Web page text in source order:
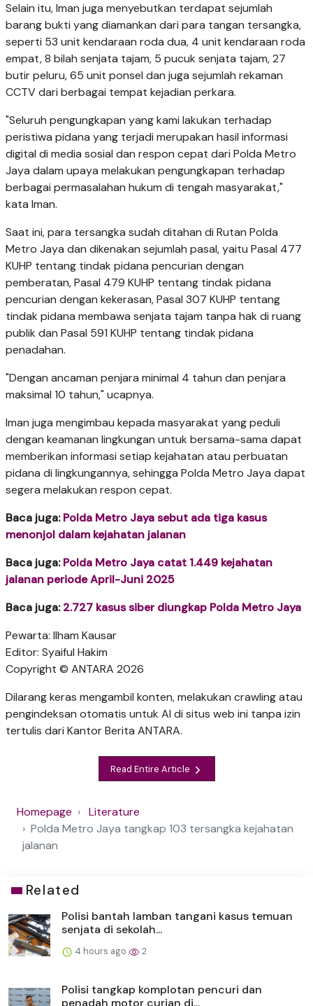
Selain itu, Iman juga menyebutkan terdapat sejumlah
barang bukti yang diamankan dari para tangan tersangka,
seperti 53 unit kendaraan roda dua, 4 unit kendaraan roda
empat, 8 bilah senjata tajam, 5 pucuk senjata tajam, 27
butir peluru, 65 unit ponsel dan juga sejumlah rekaman
CCTV dari berbagai tempat kejadian perkara.
"Seluruh pengungkapan yang kami lakukan terhadap
peristiwa pidana yang terjadi merupakan hasil informasi
digital di media sosial dan respon cepat dari Polda Metro
Jaya dalam upaya melakukan pengungkapan terhadap
berbagai permasalahan hukum di tengah masyarakat,"
kata Iman.
Saat ini, para tersangka sudah ditahan di Rutan Polda
Metro Jaya dan dikenakan sejumlah pasal, yaitu Pasal 477
KUHP tentang tindak pidana pencurian dengan
pemberatan, Pasal 479 KUHP tentang tindak pidana
pencurian dengan kekerasan, Pasal 307 KUHP tentang
tindak pidana membawa senjata tajam tanpa hak di ruang
publik dan Pasal 591 KUHP tentang tindak pidana
penadahan.
"Dengan ancaman penjara minimal 4 tahun dan penjara
maksimal 10 tahun," ucapnya.
Iman juga mengimbau kepada masyarakat yang peduli
dengan keamanan lingkungan untuk bersama-sama dapat
memberikan informasi setiap kejahatan atau perbuatan
pidana di lingkungannya, sehingga Polda Metro Jaya dapat
segera melakukan respon cepat.
Baca juga:Polda Metro Jaya sebut ada tiga kasus
menonjol dalam kejahatan jalanan
Baca juga:Polda Metro Jaya catat 1.449 kejahatan
jalanan periode April-Juni 2025
Baca juga:2.727 kasus siber diungkap Polda Metro Jaya
Pewarta: Ilham Kausar
Editor: Syaiful Hakim
Copyright © ANTARA 2026
Dilarang keras mengambil konten, melakukan crawling atau
pengindeksan otomatis untuk AI di situs web ini tanpa izin
tertulis dari Kantor Berita ANTARA.
Read Entire Article
Homepage
Literature
Polda Metro Jaya tangkap 103 tersangka kejahatan
jalanan
Related
Polisi bantah lamban tangani kasus temuan
senjata di sekolah...
4 hours ago 2
Polisi tangkap komplotan pencuri dan